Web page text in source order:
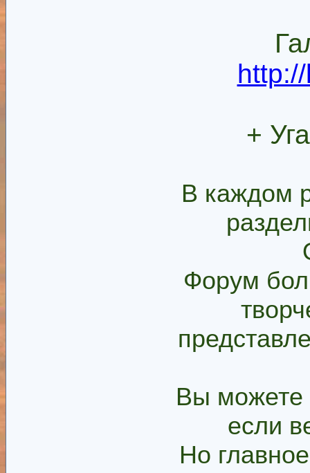
+
В каждом
Форум
Вы можете
если
Но